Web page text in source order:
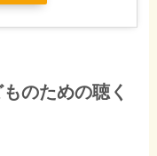
のための聴く